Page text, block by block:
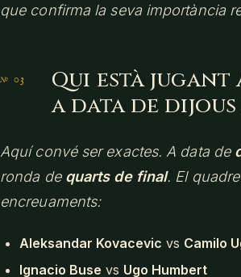
que confirma la seva importància
Qui està jugant
a data de dijous
Aquí convé ser exactes. A data de
ronda de quarts de final. El
encreuaments:
Aleksandar Kovacevic vs Camilo
Ignacio Buse vs Ugo Humbert